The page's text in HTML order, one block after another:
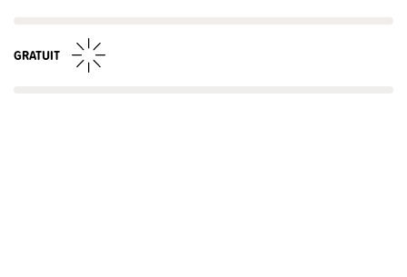
GRATUIT